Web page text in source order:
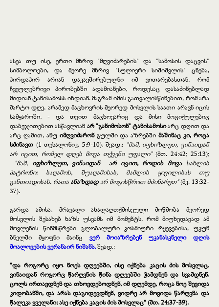
ასეა თუ ისე, ერთი მხრივ "მღვიძარების" და "სამოსის დაცვის"
სიმბოლოები, და მეორე მხრივ "სულიერი სიშიშვლის" ცნება,
პირდაპირ არიან დაკავშირებულნი იმ ვითარებასთან, რომ
ჩვეულებრივი პირობებში ადამიანები, როდესაც დასაძინებლად
მიდიან ტანისამოსს იხდიან. მაგრამ იმის გათვალისწინებით, რომ არა
მარტო დღე, არამედ მაცხოვრის მეორედ მოსვლის საათი არავნ იცის
სამყაროში, - და თვით მაცხოვარიც და მისი მოციქულებიც
დაბეჯითებით ასწავლიან არ "განიმოსონ" ტანისამოსიარც დღით და
არც ღამით, ანუ იმღვიძარონგულში და აზრებშიმაშინაც კი, როცა
სძინავთ (1 თესალონიკ. 5:9-10), შეად.: "მაშ, იფხიზლეთ, ვინაიდან
არ იცით, რომელ დღეს მოვა თქვენი უფალი"(მთ. 24:42; 25:13);
"მაშ, იფხიზლეთ, ვინაიდან არ იცით, როდის მოვასახლის
პატრონი: საღამოს, შუაღამისას, მამლის ყივილისას თუ
განთიადისას. რათაანაზდადარ მოგისწროთ მძინარეთ"(მკ. 13:32-
37).
გარდა ამისა, მრავალი ახალაღთქმისეული მოწმობა მეორედ
მოსვლის შესახებ ხაზს უსვამს იმ მომენტს, რომ მიუხედავად ამ
მოვლენის წინმსწრები გლობალური კოსმიური რყევებისა, უკუნ
ბნელში მყოფნი მაინც ვერ მოიაზრებენ უკანასკნელი დღის
მოალოვების ვერანაირ ნიშანს,შეად.:
"და როგორც იყო ნოეს დღეებში, ისე იქნება კაცის ძის მოსვლაც.
ვინაიდან როგორც წარღვნის წინა დღეებში ჭამდნენ და სვამდნენ,
ცოლს ირთავდნენ და თხოვდებოდნენ, იმ დღემდე, როცა ნოე შევიდა
კიდობანში, და არას დაგიდევდნენ, ვიდრე არ მოვიდა წარღვნა და
წალეკა ყველანი; ასე იქნება კაცის ძის მოსვლაც" (მთ. 24:37-39).